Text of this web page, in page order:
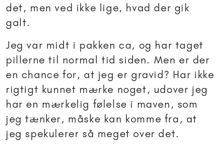
det, men ved ikke lige, hvad der gik
galt.
Jeg var midt i pakken ca, og har taget
pillerne til normal tid siden. Men er der
en chance for, at jeg er gravid? Har ikke
rigtigt kunnet mærke noget, udover jeg
har en mærkelig følelse i maven, som
jeg tænker, måske kan komme fra, at
jeg spekulerer så meget over det.